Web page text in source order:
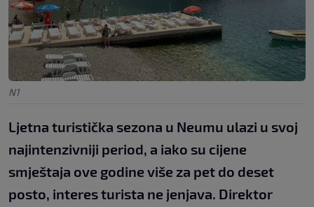
N1
Ljetna turistička sezona u Neumu ulazi u svoj
najintenzivniji period, a iako su cijene
smještaja ove godine više za pet do deset
posto, interes turista ne jenjava. Direktor